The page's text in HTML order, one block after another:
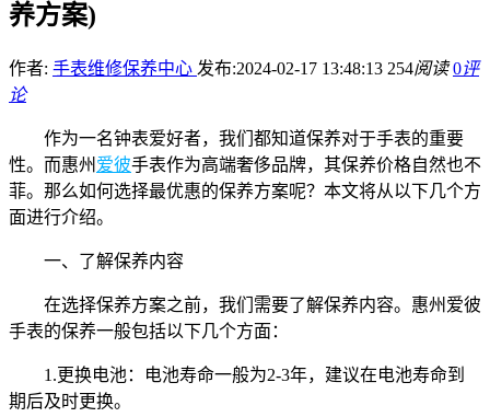
养方案)
作者: 手表维修保养中心 发布:2024-02-17 13:48:13 254阅读 0评
论
作为一名钟表爱好者，我们都知道保养对于手表的重要
性。而惠州 爱彼手表作为高端奢侈品牌，其保养价格自然也不
菲。那么如何选择最优惠的保养方案呢？本文将从以下几个方
面进行介绍。
一、了解保养内容
在选择保养方案之前，我们需要了解保养内容。惠州爱彼
手表的保养一般包括以下几个方面：
1.更换电池：电池寿命一般为2-3年，建议在电池寿命到
期后及时更换。